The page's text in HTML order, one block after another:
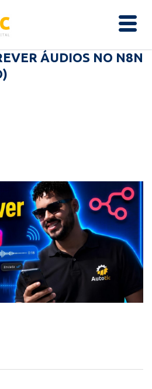
ÁUDIOS NO N8N